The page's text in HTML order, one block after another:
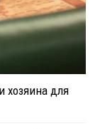
хозяина для